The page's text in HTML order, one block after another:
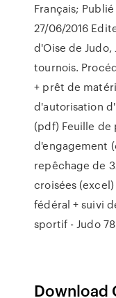
Français;
27/06/2016
d'Oise de Judo,
tournois.
+ prêt de
d'autorisation
(pdf) Feuille de
d'engagement
repêchage de
croisées
fédéral + suivi
sportif - Judo 78
Download